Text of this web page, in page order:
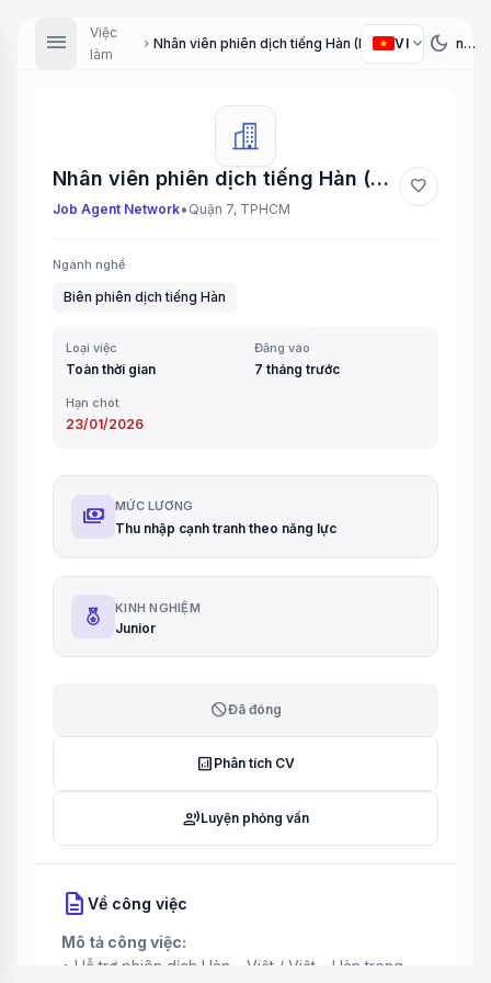
menu
Việc
làm
chevron_right Nhân viên phiên dịch tiếng Hàn (Korean-speaking staff)
VI expand_more dark_mode
Nhân viên phiên dịch tiếng Hàn (Korean-speaking staff)
Job Agent Network• Quận 7, TPHCM
favorite
Ngành nghề
Biên phiên dịch tiếng Hàn
Loại việc
Toàn thời gian
Đăng vào
7 tháng trước
Hạn chót
23/01/2026
payments MỨC LƯƠNG
Thu nhập cạnh tranh theo năng lực
KINH NGHIỆM
Junior
blockĐã đóng
analytics Phân tích CV
record_voice_overLuyện phỏng vấn
description Về công việc
Mô tả công việc:
• Hỗ trợ phiên dịch Hàn – Việt / Việt – Hàn trong